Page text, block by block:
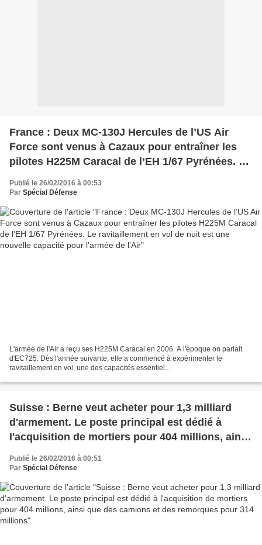
France : Deux MC-130J Hercules de l’US Air
Force sont venus à Cazaux pour entraîner les
pilotes H225M Caracal de l’EH 1/67 Pyrénées. Le
ravitaillement en vol de nuit est une nouvelle
capacité pour l’armée de l’Air
Publié le 26/02/2016 à 00:53
Par Spécial Défense
L'armée de l'Air a reçu ses H225M Caracal en 2006. A l'époque on parlait
d'EC725. Dès l'année suivante, elle a commencé à expérimenter le
ravitaillement en vol, une des capacités essentiel...
Suisse : Berne veut acheter pour 1,3 milliard
d'armement. Le poste principal est dédié à
l'acquisition de mortiers pour 404 millions, ainsi
millions
Publié le 26/02/2016 à 00:51
Par Spécial Défense